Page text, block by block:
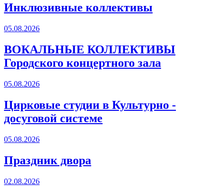
Инклюзивные коллективы
05.08.2026
ВОКАЛЬНЫЕ КОЛЛЕКТИВЫ
Городского концертного зала
05.08.2026
Цирковые студии в Культурно -
досуговой системе
05.08.2026
Праздник двора
02.08.2026